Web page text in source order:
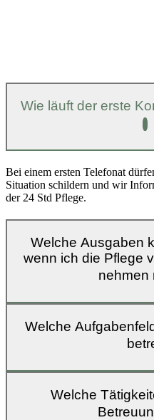
Wie läuft der erste
Bei einem ersten Telefonat
Situation schildern und wir
der 24 Std Pflege.
Welche Ausgaben
wenn ich die Pflege
nehmen
Welche
Welche